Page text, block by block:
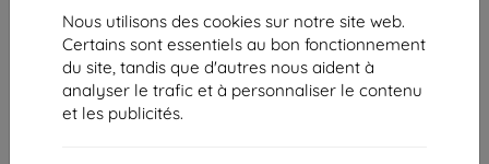
Nous utilisons des cookies sur notre site web.
Certains sont essentiels au bon fonctionnement
du site, tandis que d'autres nous aident à
analyser le trafic et à personnaliser le contenu
et les publicités.